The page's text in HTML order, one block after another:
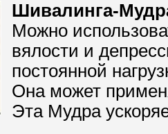
Шивалинга-
Можно
вялости и
постоянной
Она может
Эта Мудра